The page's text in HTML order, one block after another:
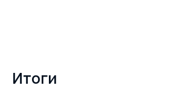
Итоги
Политика в отношении обработки персональных данных
Согласие на обработку персональных данных